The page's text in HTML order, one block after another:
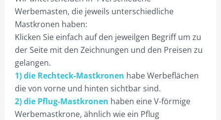
TIP12 DAS FUNDAMENT.
TIP13 DIE MONTAGE.
UNSER BONUS-RABATTPROGRAMM
PYLONE
LEASING
PYLONE B100CM
Werbemasten, die jeweils unterschiedliche
Mastkronen haben:
Klicken Sie einfach auf den jeweilgen Begriff um zu
der Seite mit den Zeichnungen und den Preisen zu
gelangen.
1) die Rechteck-Mastkronen habe Werbeflächen
die von vorne und hinten sichtbar sind.
2) die Pflug-Mastkronen haben eine V-förmige
Werbemastkrone, ähnlich wie ein Pflug